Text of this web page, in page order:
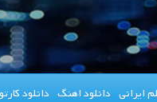
ایرانی دانلود اهنگ دانلود